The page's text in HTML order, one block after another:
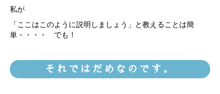
私が
「ここはこのように説明しましょう」と教えることは簡
単・・・・ でも！
それではだめなのです。